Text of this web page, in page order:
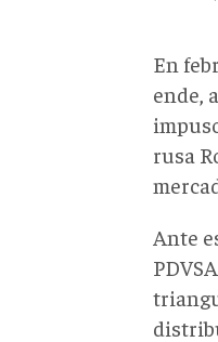
En
ende,
rusa
Ante